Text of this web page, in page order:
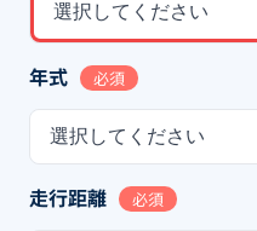
選択してください
年式 必須
選択してください
走行距離 必須